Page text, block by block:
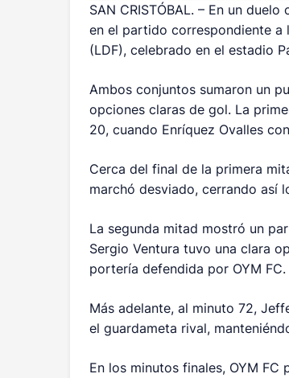
SAN CRISTÓBAL. – En un
en el partido correspondiente a
(LDF), celebrado en el estadio
Ambos conjuntos sumaron un
opciones claras de gol. La
20, cuando Enríquez Ovalles
Cerca del final de la primera
marchó desviado, cerrando así
La segunda mitad mostró un
Sergio Ventura tuvo una clara
portería defendida por OYM FC.
Más adelante, al minuto 72,
el guardameta rival,
En los minutos finales, OYM